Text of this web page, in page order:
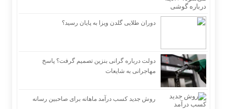
دوران طلایی گلدن ویزا به پایان رسید؟
دولت درباره گرانی بنزین تصمیم گرفت؟ پاسخ
مهاجرانی به شایعات
روش جدید کسب درآمد ماهانه برای صاحبین رسانه